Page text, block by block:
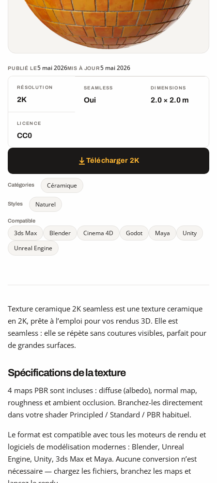
PUBLIÉ LE5 mai 2026MIS À JOUR5 mai 2026
RÉSOLUTION
2K
SEAMLESS
Oui
DIMENSIONS
2.0 × 2.0 m
LICENCE
CC0
Télécharger 2K
Catégories Céramique
Styles Naturel
Compatible
3ds Max Blender Cinema 4D Godot Maya
Unity
Unreal Engine
Texture ceramique 2K seamless est une texture ceramique
en 2K, prête à l’emploi pour vos rendus 3D. Elle est
seamless : elle se répète sans coutures visibles, parfait pour
de grandes surfaces.
Spécifications de la texture
4 maps PBR sont incluses : diffuse (albedo), normal map,
roughness et ambient occlusion. Branchez-les directement
dans votre shader Principled / Standard / PBR habituel.
Le format est compatible avec tous les moteurs de rendu et
logiciels de modélisation modernes : Blender, Unreal
Engine, Unity, 3ds Max et Maya. Aucune conversion n’est
nécessaire — chargez les fichiers, branchez les maps et